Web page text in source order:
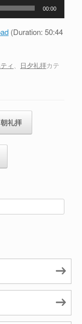
00:00
(Duration: 50:44
ィ、 日夕礼拝カテ
礼拝